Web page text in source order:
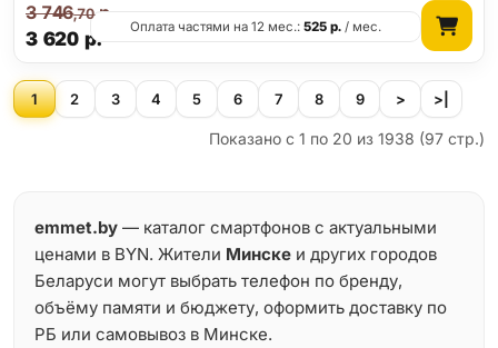
3 620 р.
3 746,70р.
Оплата частями на 12 мес.:525 р. / мес.
1 2 3 4 5 6 7 8 9 > >|
Показано с 1 по 20 из 1938 (97 стр.)
emmet.by — каталог смартфонов с актуальными
ценами в BYN. Жители Минске и других городов
Беларуси могут выбрать телефон по бренду,
объёму памяти и бюджету, оформить доставку по
РБ или самовывоз в Минске.